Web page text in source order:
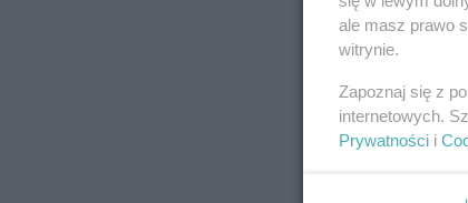
ale masz prawo
witrynie.
Zapoznaj się z
internetowych.
Prywatności i